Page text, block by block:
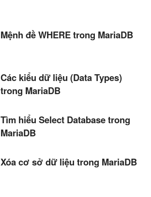
Mệnh đề WHERE trong MariaDB
Các kiểu dữ liệu (Data Types)
trong MariaDB
Tìm hiểu Select Database trong
MariaDB
Xóa cơ sở dữ liệu trong MariaDB